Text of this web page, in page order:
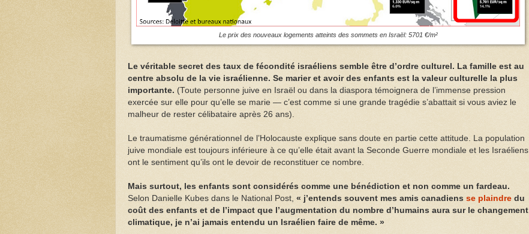
Le prix des nouveaux logements atteints des sommets en Israël: 5701 €/m²
Le véritable secret des taux de fécondité israéliens semble être d’ordre culturel. La famille est au
centre absolu de la vie israélienne. Se marier et avoir des enfants est la valeur culturelle la plus
importante. (Toute personne juive en Israël ou dans la diaspora témoignera de l’immense pression
exercée sur elle pour qu’elle se marie — c’est comme si une grande tragédie s’abattait si vous aviez le
malheur de rester célibataire après 26 ans).
Le traumatisme générationnel de l’Holocauste explique sans doute en partie cette attitude. La population
juive mondiale est toujours inférieure à ce qu’elle était avant la Seconde Guerre mondiale et les Israéliens
ont le sentiment qu’ils ont le devoir de reconstituer ce nombre.
Mais surtout, les enfants sont considérés comme une bénédiction et non comme un fardeau.
Selon Danielle Kubes dans le National Post, « j’entends souvent mes amis canadiens se plaindre du
coût des enfants et de l’impact que l’augmentation du nombre d’humains aura sur le changement
climatique, je n’ai jamais entendu un Israélien faire de même. »